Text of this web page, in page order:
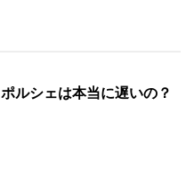
ポルシェは本当に遅いの？